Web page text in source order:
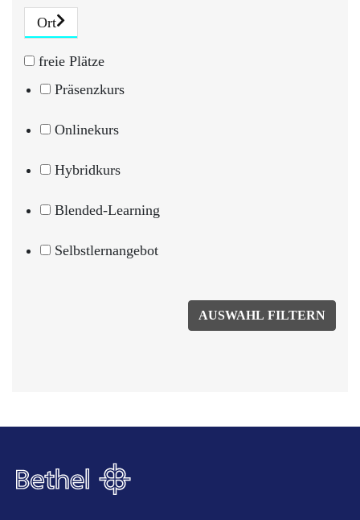
Ort
freie Plätze
Präsenzkurs
Onlinekurs
Hybridkurs
Blended-Learning
Selbstlernangebot